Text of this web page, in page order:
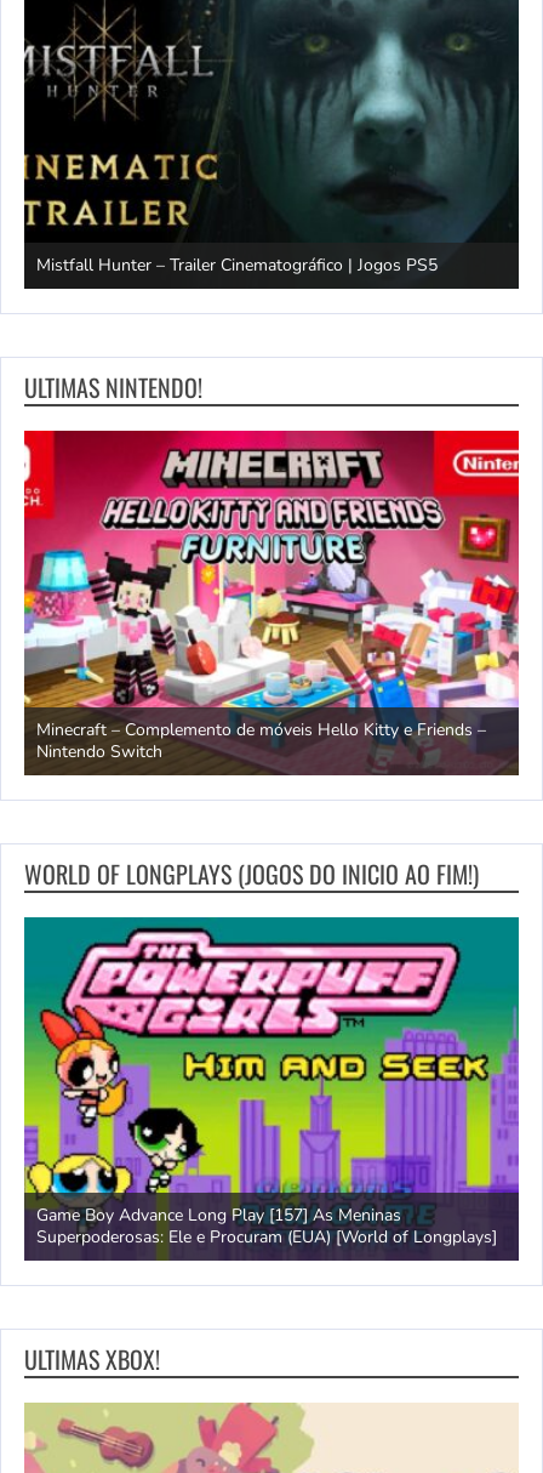
Mistfall Hunter – Trailer Cinematográfico | Jogos PS5
ULTIMAS NINTENDO!
Minecraft – Complemento de móveis Hello Kitty e Friends –
Nintendo Switch
WORLD OF LONGPLAYS (JOGOS DO INICIO AO FIM!)
Game Boy Advance Long Play [157] As Meninas
Superpoderosas: Ele e Procuram (EUA) [World of Longplays]
ULTIMAS XBOX!